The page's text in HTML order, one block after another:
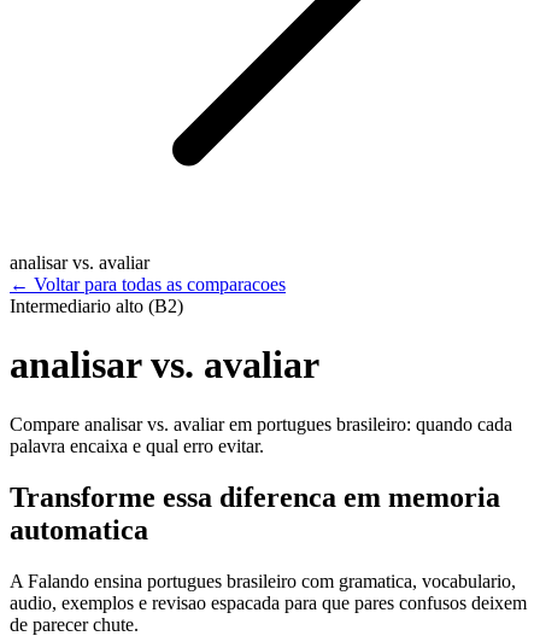
analisar vs. avaliar
← Voltar para todas as comparacoes
Intermediario alto (B2)
analisar vs. avaliar
Compare analisar vs. avaliar em portugues brasileiro: quando cada
palavra encaixa e qual erro evitar.
Transforme essa diferenca em memoria
automatica
A Falando ensina portugues brasileiro com gramatica, vocabulario,
audio, exemplos e revisao espacada para que pares confusos deixem
de parecer chute.